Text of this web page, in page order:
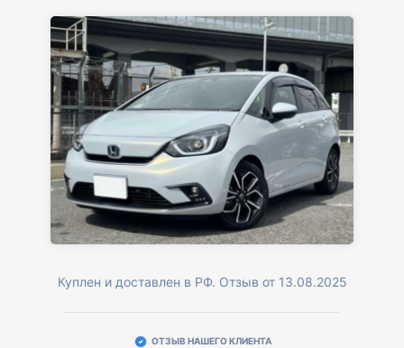
Куплен и доставлен в РФ. Отзыв от 13.08.2025
ОТЗЫВ НАШЕГО КЛИЕНТА